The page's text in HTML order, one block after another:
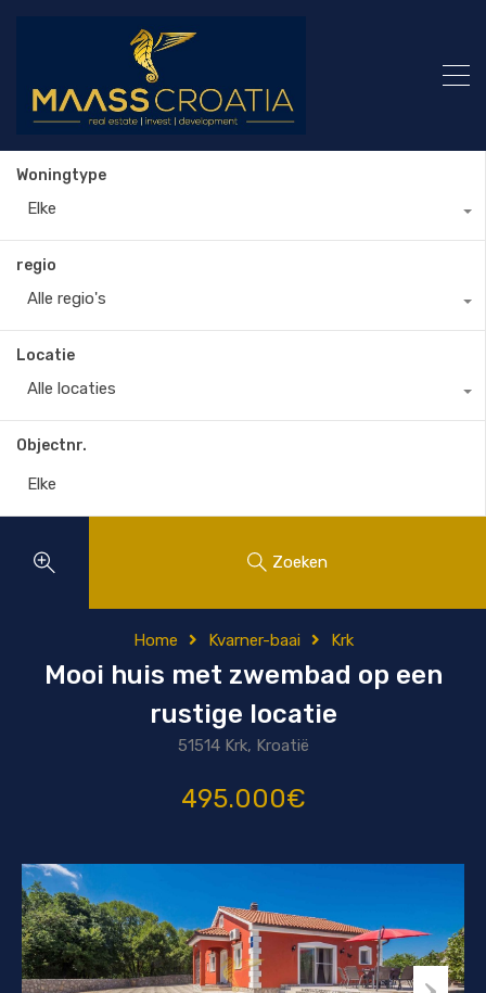
Woningtype
Elke
regio
Alle regio's
Locatie
Alle locaties
Objectnr.
Zoeken
Home Kvarner-baai Krk
Mooi huis met zwembad op een
rustige locatie
51514 Krk, Kroatië
495.000€